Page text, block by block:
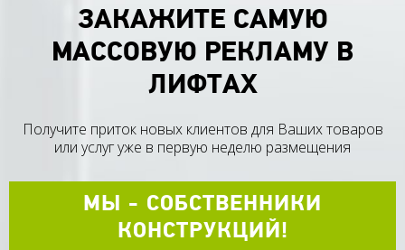
ЗАКАЖИТЕ САМУЮ
МАССОВУЮ РЕКЛАМУ В
ЛИФТАХ
Получите приток новых клиентов для Ваших товаров
или услуг уже в первую неделю размещения
МЫ - СОБСТВЕННИКИ
КОНСТРУКЦИЙ!